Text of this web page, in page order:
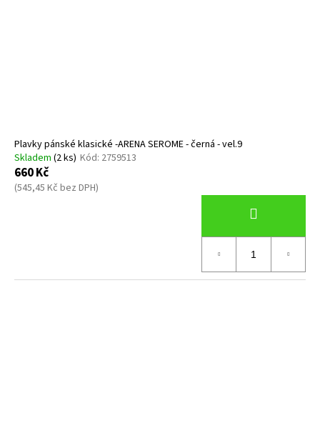
Plavky pánské klasické -ARENA SEROME - černá - vel.9
Skladem (2 ks) Kód: 2759513
660 Kč
(545,45 Kč bez DPH)